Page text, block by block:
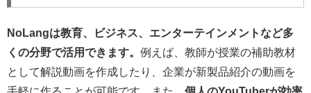
NoLangは教育、ビジネス、エンターテインメントなど多
くの分野で活用できます。 例えば、教師が授業の補助教材
として解説動画を作成したり、企業が新製品紹介の動画を